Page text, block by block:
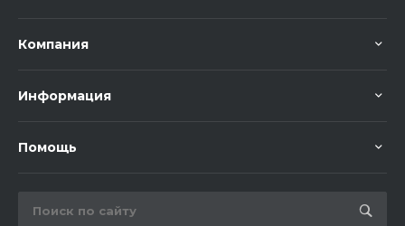
Компания
Информация
Помощь